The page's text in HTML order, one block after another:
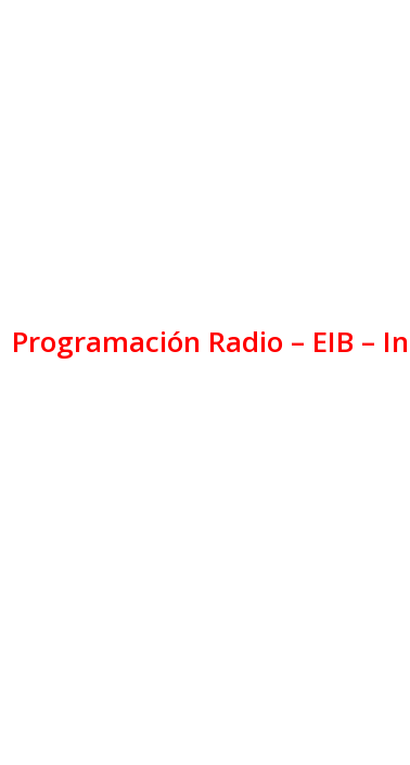
Programación Radio – EIB –